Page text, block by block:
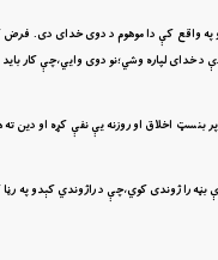
او په واقع کې دا موهوم د دوى خداى دى.
خداى لپاره وشي؛نو دوى وايي،چې کار
پر بنسټ اخلاق او روزنه يې نفې کړه او
را ژوندى کوي،چې د راژوندي کېدو په